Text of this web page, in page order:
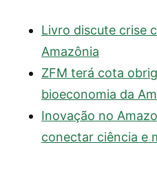
Livro discute crise
Amazônia
ZFM terá cota
bioeconomia da
Inovação no
conectar ciência e